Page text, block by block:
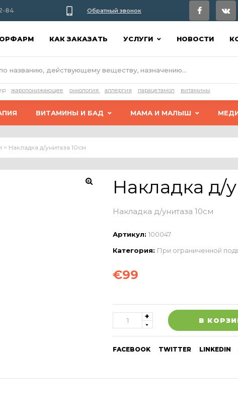
84 Обратный звонок
КАК ЗАКАЗАТЬ УСЛУГИ НОВОСТИ
жаропонижающее онкология аллергия парацетамол витамины
ВИТАМИНЫ И БАД МАМА И МАЛЫШ
> Накладка д/унитаза 10см
Накладка д/
Накладка д/унитаза 10см
Артикул: 100047
Категория: При ограниченной
€99
В
FACEBOOK TWITTER LINKEDIN